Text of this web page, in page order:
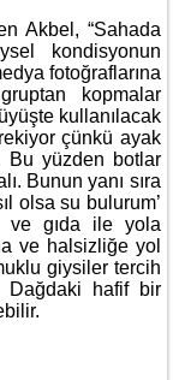
Akbel, “Sahada
kondisyonun
fotoğraflarına
kopmalar
kullanılacak
çünkü ayak
Bu yüzden botlar
Bunun yanı sıra
olsa su bulurum’
ve gıda ile yola
ve halsizliğe yol
giysiler tercih
Dağdaki hafif bir